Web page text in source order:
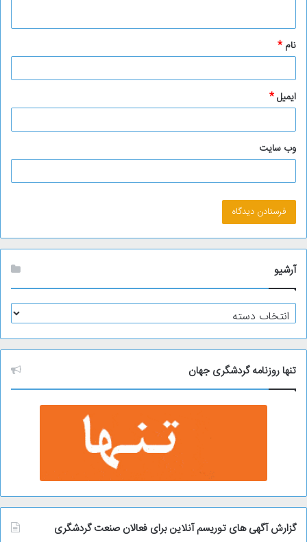
*
نام *
ایمیل*
وب‌ سایت
آرشیو
آ
ر
ش
ی
و
تنها روزنامه گردشگری جهان
گزارش آگهی های توریسم آنلاین برای فعالان صنعت گردشگری